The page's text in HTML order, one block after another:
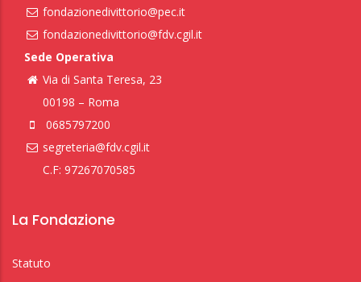
fondazionedivittorio@pec.it
fondazionedivittorio@fdv.cgil.it
Sede Operativa
Via di Santa Teresa, 23
00198 – Roma
0685797200
segreteria@fdv.cgil.it
C.F: 97267070585
La Fondazione
Statuto